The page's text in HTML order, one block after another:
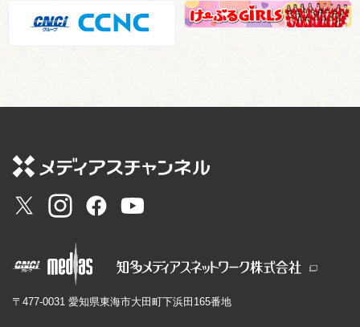
〒477-0031 愛知県東海市大田町下浜田165番地